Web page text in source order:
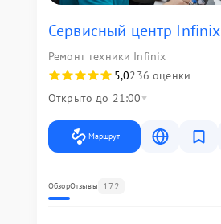
Сервисный центр Infinix
Ремонт техники Infinix
5,0236 оценки
Открыто до 21:00
Маршрут
ОбзорОтзывы 172